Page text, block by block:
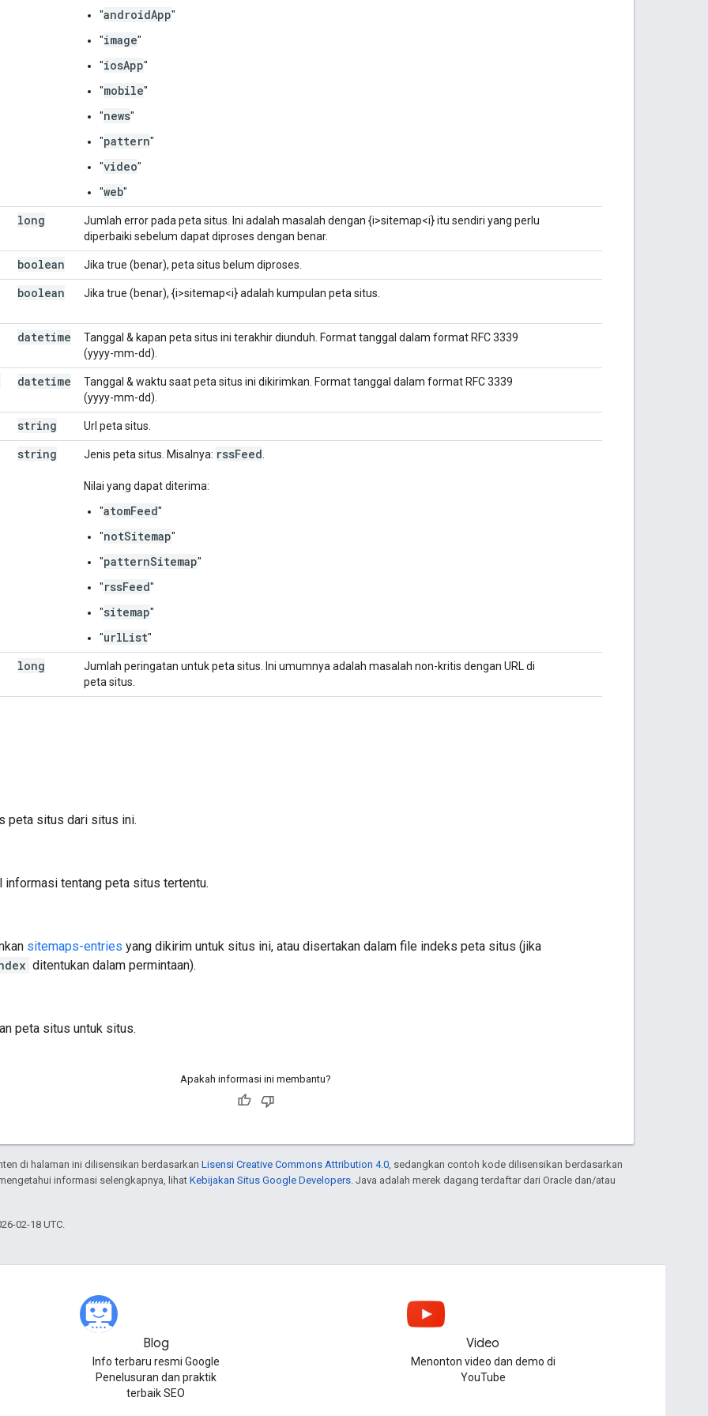
"androidApp"
"image"
"iosApp"
"mobile"
"news"
"pattern"
"video"
"web"
long
Jumlah error pada peta situs. Ini adalah masalah dengan {i>sitemap<i} itu sendiri yang perlu
diperbaiki sebelum dapat diproses dengan benar.
boolean Jika true (benar), peta situs belum diproses.
boolean Jika true (benar), {i>sitemap<i} adalah kumpulan peta situs.
datetime
Tanggal & kapan peta situs ini terakhir diunduh. Format tanggal dalam format RFC 3339
(yyyy-mm-dd).
datetime
Tanggal & waktu saat peta situs ini dikirimkan. Format tanggal dalam format RFC 3339
(yyyy-mm-dd).
string Url peta situs.
string Jenis peta situs. Misalnya: rssFeed
Nilai yang dapat diterima:
"atomFeed"
"notSitemap"
"patternSitemap"
"rssFeed"
"sitemap"
"urlList"
long
Jumlah peringatan untuk peta situs. Ini umumnya adalah masalah non-kritis dengan URL di
peta situs.
peta situs dari situs ini.
informasi tentang peta situs tertentu.
sitemaps-entries yang dikirim untuk situs ini, atau disertakan dalam file indeks peta situs (jika
ditentukan dalam permintaan).
peta situs untuk situs.
Apakah informasi ini membantu?
di halaman ini dilisensikan berdasarkan Lisensi Creative Commons Attribution 4.0 , sedangkan contoh kode dilisensikan berdasarkan
mengetahui informasi selengkapnya, lihat Kebijakan Situs Google Developers . Java adalah merek dagang terdaftar dari Oracle dan/atau
02-18 UTC.
Blog
Info terbaru resmi Google
Penelusuran dan praktik
terbaik SEO
Video
Menonton video dan demo di
YouTube